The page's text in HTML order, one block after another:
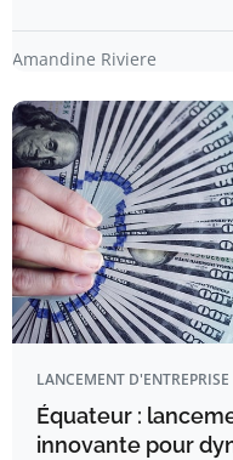
Amandine Riviere
LANCEMENT D'ENTREPRISE
Équateur :
innovante pour